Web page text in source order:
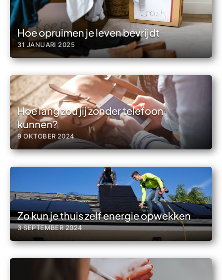
Hoe opruimen je leven bevrijdt
31 JANUARI 2025
Hoe lang zou jij zonder telefoon
kunnen?
9 OKTOBER 2024
Zo kun je thuis zelf energie opwekken
3 SEPTEMBER 2024